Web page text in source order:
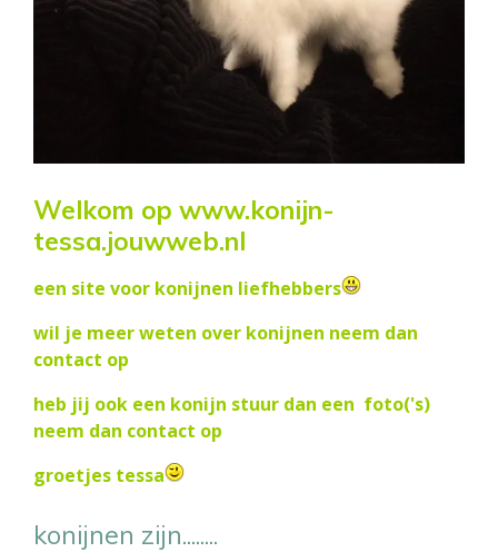
Welkom op www.konijn-
tessa.jouwweb.nl
een site voor konijnen liefhebbers
wil je meer weten over konijnen neem dan
contact op
heb jij ook een konijn stuur dan een foto('s)
neem dan contact op
groetjes tessa
konijnen zijn........